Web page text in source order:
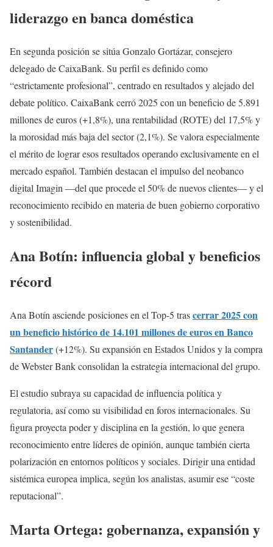
liderazgo en banca doméstica
En segunda posición se sitúa Gonzalo Gortázar, consejero
delegado de CaixaBank. Su perfil es definido como
“estrictamente profesional”, centrado en resultados y alejado del
debate político. CaixaBank cerró 2025 con un beneficio de 5.891
millones de euros (+1,8%), una rentabilidad (ROTE) del 17,5% y
la morosidad más baja del sector (2,1%). Se valora especialmente
el mérito de lograr esos resultados operando exclusivamente en el
mercado español. También destacan el impulso del neobanco
digital Imagin —del que procede el 50% de nuevos clientes— y el
reconocimiento recibido en materia de buen gobierno corporativo
y sostenibilidad.
Ana Botín: influencia global y beneficios
récord
Ana Botín asciende posiciones en el Top-5 trascerrar 2025 con
un beneficio histórico de 14.101 millones de euros en Banco
Santander(+12%). Su expansión en Estados Unidos y la compra
de Webster Bank consolidan la estrategia internacional del grupo.
El estudio subraya su capacidad de influencia política y
regulatoria, así como su visibilidad en foros internacionales. Su
figura proyecta poder y disciplina en la gestión, lo que genera
reconocimiento entre líderes de opinión, aunque también cierta
polarización en entornos políticos y sociales. Dirigir una entidad
sistémica europea implica, según los analistas, asumir ese “coste
reputacional”.
Marta Ortega: gobernanza, expansión y